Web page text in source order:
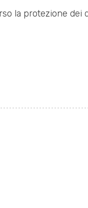
la protezione